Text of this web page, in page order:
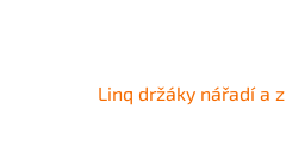
Linq držáky nářadí a